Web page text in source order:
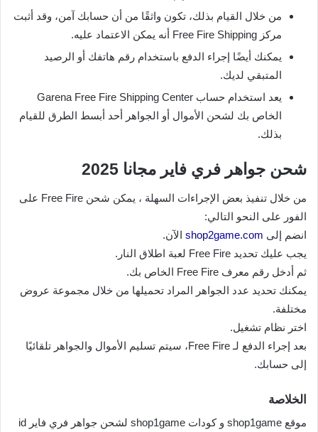
من خلال القيام بذلك، تكون واثقًا من أن حسابك آمن، وقد أثبت
مركز Free Fire Shipping أنه يمكن الاعتماد عليه.
يمكنك أيضًا إجراء الدفع باستخدام رقم هاتفك أو الرصيد
المتبقي لديك.
يعد استخدام حساب Garena Free Fire Shipping Center
الخاص بك لشحن الأموال أو الجواهر أحد أبسط الطرق للقيام
بذلك.
شحن جواهر فري فاير مجانا 2025
من خلال تنفيذ بعض الإجراءات السهلة ، يمكن شحن Free Fire على
الفور على النحو التالي:
انضم إلى shop2game.com الآن.
يجب عليك تحديد Free Fire لعبة اطلاق النار.
ثم أدخل رقم معرف Free Fire الخاص بك.
يمكنك تحديد عدد الجواهر المراد تحميلها من خلال مجموعة عروض
مختلفة.
اختر نظام تشغيل.
بعد إجراء الدفع لـ Free Fire، سيتم تسليم الأموال والجواهر تلقائيًا
إلى حسابك.
الخلاصة
موقع shop1game و كودات shop1game لشحن جواهر فري فاير id